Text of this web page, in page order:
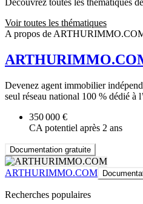
Voir toutes les thématiques
A propos de
Devenez agent immobilier
seul réseau national 100 % dédié à
350 000 €
CA potentiel après 2 ans
Documentation gratuite
ARTHURIMMO.COM
Recherches populaires